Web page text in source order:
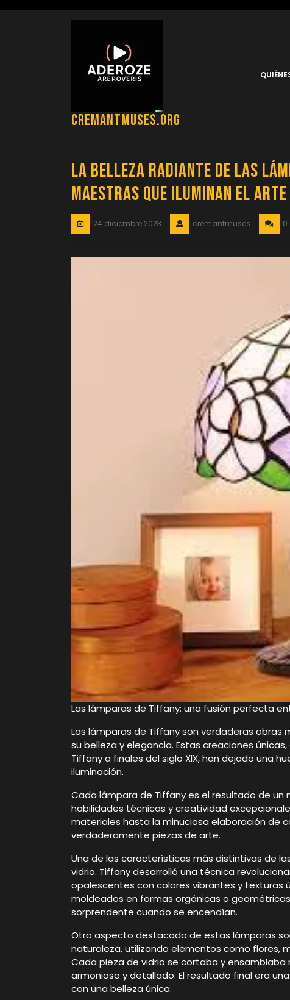
cremantmuses.org
La Belleza Radiante de las
Maestras que Iluminan el Arte
24 diciembre 2023 cremantmuses 0
Las lámparas de Tiffany: una fusión perfecta
Las lámparas de Tiffany son verdaderas
su belleza y elegancia. Estas creaciones
Tiffany a finales del siglo XIX, han dejado una
iluminación.
Cada lámpara de Tiffany es el resultado de
habilidades técnicas y creatividad
materiales hasta la minuciosa elaboración de
verdaderamente piezas de arte.
Una de las características más distintivas de
vidrio. Tiffany desarrolló una técnica
opalescentes con colores vibrantes y texturas
moldeados en formas orgánicas o
sorprendente cuando se encendían.
Otro aspecto destacado de estas lámparas
naturaleza, utilizando elementos como flores,
Cada pieza de vidrio se cortaba y
armonioso y detallado. El resultado final era
con una belleza única.